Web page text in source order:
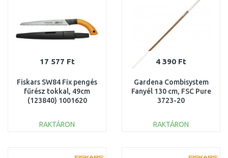
17 577 Ft
Fiskars SW84 Fix pengés
fűrész tokkal, 49cm
(123840) 1001620
RAKTÁRON
Összehasonlítás
4 390 Ft
Gardena Combisystem
Fanyél 130 cm, FSC Pure
3723-20
RAKTÁRON
Összehasonlítás